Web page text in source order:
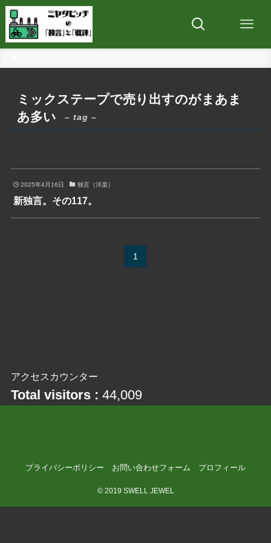
ミックステープで売り出すのがまあま
あ多い
– tag –
2025年4月16日 独言（洋楽）
新独言。その117。
1
アクセスカウンター
Total visitors : 44,009
プライバシーポリシー お問い合わせフォーム プロフィール
©2019 SWELL JEWEL